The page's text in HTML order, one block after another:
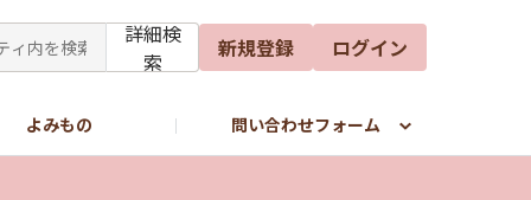
詳細検
索
新規登録 ログイン
よみもの 問い合わせフォーム